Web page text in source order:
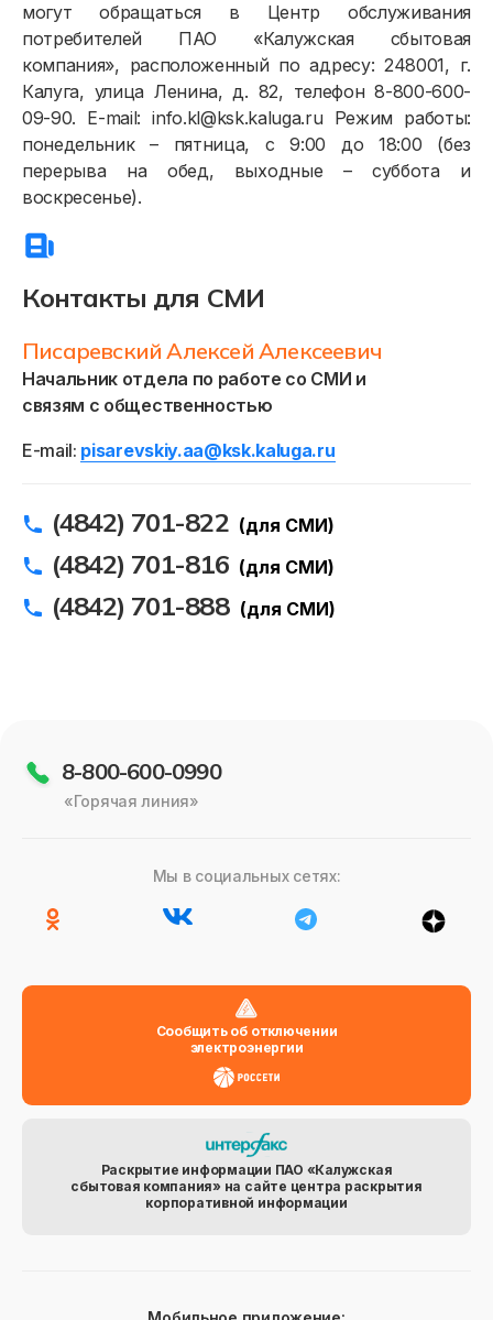
Контакты для СМИ
Писаревский Алексей Алексеевич
Начальник отдела по работе со СМИ и
связям с общественностью
E-mail: pisarevskiy.aa@ksk.kaluga.ru
(4842) 701-822 (для СМИ)
(4842) 701-816 (для СМИ)
(4842) 701-888 (для СМИ)
могут обращаться в Центр обслуживания
потребителей ПАО «Калужская сбытовая
компания», расположенный по адресу: 248001, г.
Калуга, улица Ленина, д. 82, телефон 8-800-600-
09-90. E-mail: info.kl@ksk.kaluga.ru Режим работы:
понедельник – пятница, с 9:00 до 18:00 (без
перерыва на обед, выходные – суббота и
воскресенье).
8-800-600-0990
«Горячая линия»
Мы в социальных сетях:
Сообщить об отключении
электроэнергии
Раскрытие информации ПАО «Калужская
сбытовая компания» на сайте центра раскрытия
корпоративной информации